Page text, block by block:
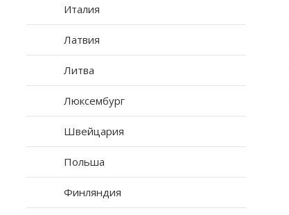
Италия
Латвия
Литва
Люксембург
Швейцария
Польша
Финляндия